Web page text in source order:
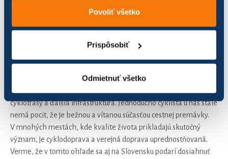
Povoliť všetko
Prispôsobiť
Odmietnuť všetko
v porovnaní s autom absolútne porovnateľný, človek urobí čosi
pre svoje zdravie aj pre prostredie a odpadajú ťažkosti s
nenadriete.
Samozrejme pre bežné a bezpečné využívanie bicyklov, najmä
ak chceme bicyklovať s deťmi, veľmi chýbajú štandardné
cyklotrasy a ďalšia infraštruktúra. Jednoducho cyklista u nás stále
nemá pocit, že je bežnou a vítanou súčasťou cestnej premávky.
V mnohých mestách, kde kvalite života prikladajú skutočný
význam, je cyklodoprava a verejná doprava uprednostňovaná.
Verme, že v tomto ohľade sa aj na Slovensku podarí dosiahnuť